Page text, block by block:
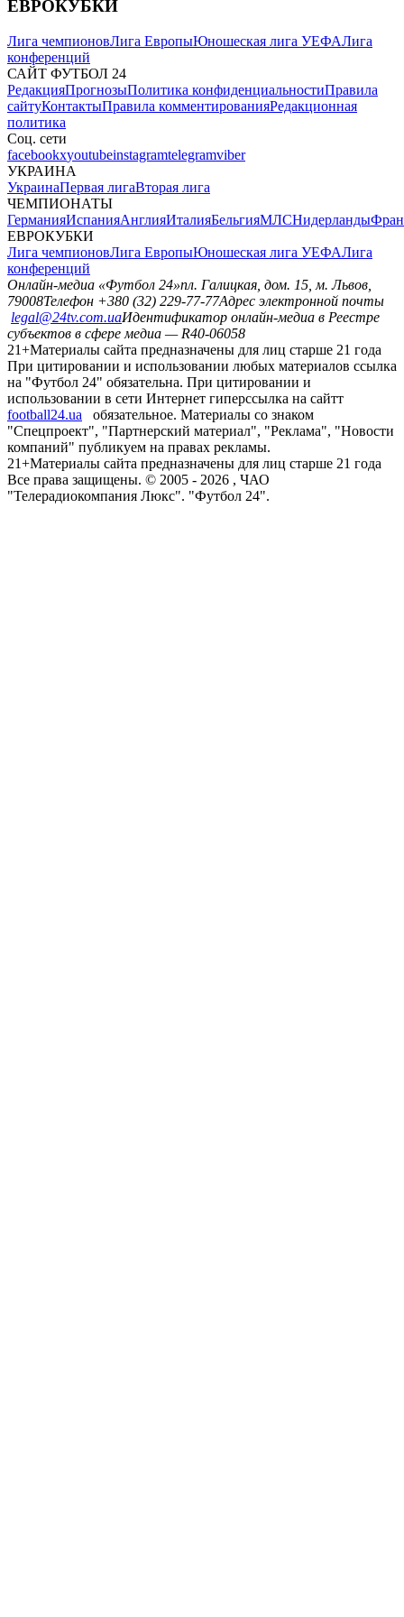
ЕВРОКУБКИ
Лига чемпионовЛига ЕвропыЮношеская лига УЕФАЛига
конференций
САЙТ ФУТБОЛ 24
РедакцияПрогнозыПолитика конфиденциальностиПравила
сайтуКонтактыПравила комментированияРедакционная
политика
Соц. сети
facebookxyoutubeinstagramtelegramviber
УКРАИНА
УкраинаПервая лигаВторая лига
ЧЕМПИОНАТЫ
ГерманияИспанияАнглияИталияБельгияМЛСНидерланды
ЕВРОКУБКИ
Лига чемпионовЛига ЕвропыЮношеская лига УЕФАЛига
конференций
Онлайн-медиа «Футбол 24»пл. Галицкая, дом. 15, м. Львов,
79008Телефон +380 (32) 229-77-77Адрес электронной почты
legal@24tv.com.uaИдентификатор онлайн-медиа в Реестре
субъектов в сфере медиа — R40-06058
21+Материалы сайта предназначены для лиц старше 21 года
При цитировании и использовании любых материалов ссылка
на "Футбол 24" обязательна. При цитировании и
использовании в сети Интернет гиперссылка на сайтт
football24.ua
обязательное. Материалы со знаком
"Спецпроект", "Партнерский материал", "Реклама", "Новости
компаний" публикуем на правах рекламы.
21+Материалы сайта предназначены для лиц старше 21 года
Все права защищены. © 2005 - 2026 , ЧАО
"Телерадиокомпания Люкс". "Футбол 24".